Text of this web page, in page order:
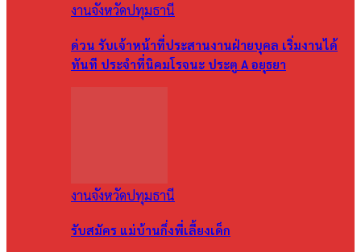
งานจังหวัดปทุมธานี
ด่วน รับเจ้าหน้าที่ประสานงานฝ่ายบุคล เริ่มงานได้
ทันที ประจำที่นิคมโรจนะ ประตู A อยุธยา
งานจังหวัดปทุมธานี
รับสมัคร แม่บ้านกึ่งพี่เลี้ยงเด็ก